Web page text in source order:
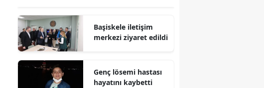
Karaman
Batman
Başiskele iletişim
merkezi ziyaret edildi
Genç lösemi hastası
hayatını kaybetti